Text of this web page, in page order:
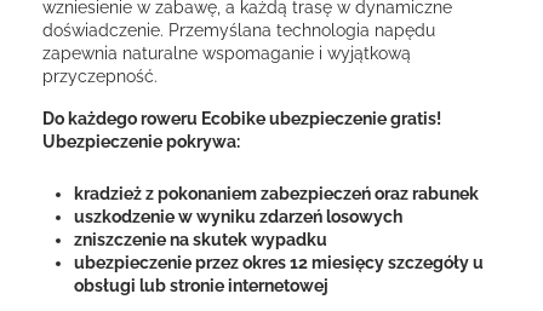
wzniesienie w zabawę, a każdą trasę w dynamiczne
doświadczenie. Przemyślana technologia napędu
zapewnia naturalne wspomaganie i wyjątkową
przyczepność.
Do każdego roweru Ecobike ubezpieczenie gratis!
Ubezpieczenie pokrywa:
kradzież z pokonaniem zabezpieczeń oraz rabunek
uszkodzenie w wyniku zdarzeń losowych
zniszczenie na skutek wypadku
ubezpieczenie przez okres 12 miesięcy szczegóły u
obsługi lub stronie internetowej